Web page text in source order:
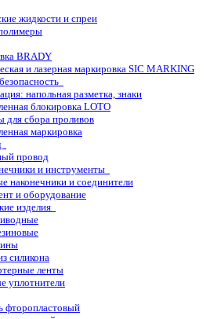
жидкости и спреи
BRADY
и лазерная маркировка SIC MARKING
напольная разметка, знаки
блокировка LOTO
для сбора проливов
маркировка
провод
и инструменты
наконечники и соединители
и оборудование
изделия
силикона
ленты
уплотнители
фторопластовый